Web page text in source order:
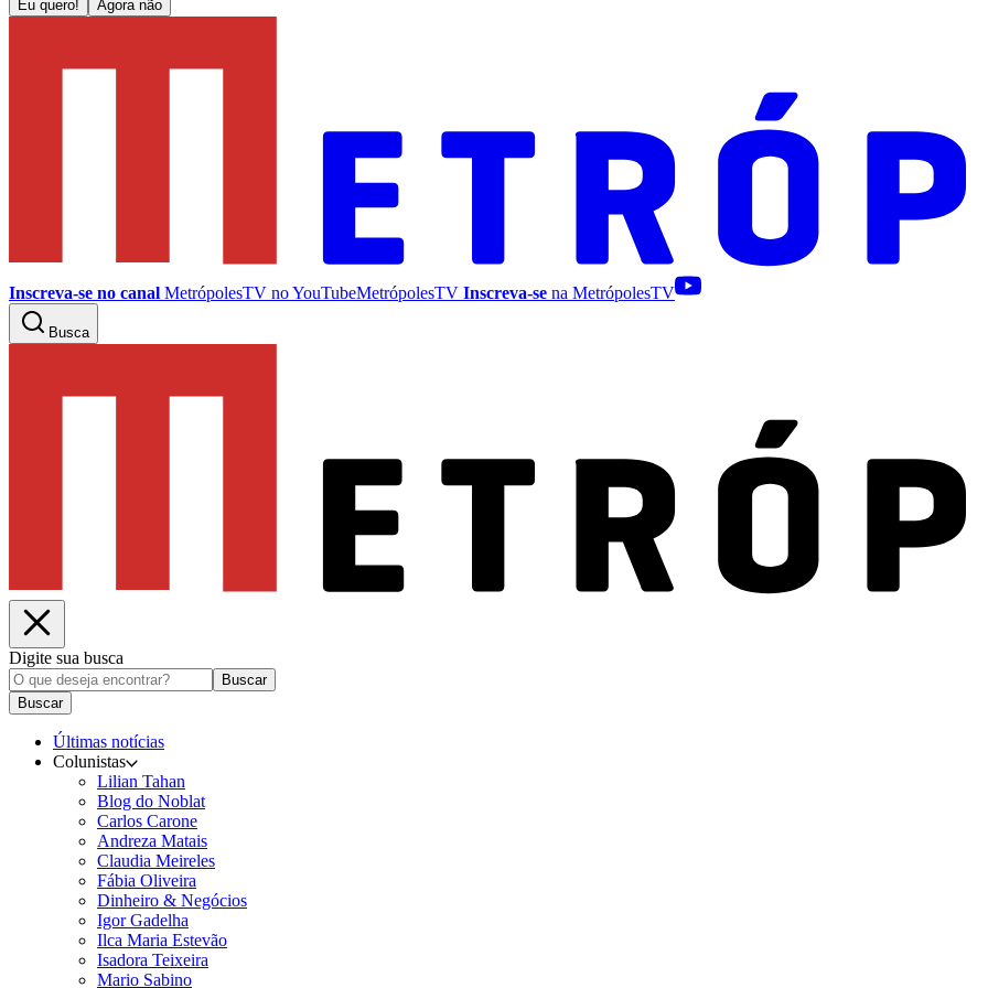
Eu quero! Agora não
Inscreva-se no canal MetrópolesTV noYouTubeMetrópolesTV Inscreva-se na MetrópolesTV
Busca
Digite sua busca
Buscar
Buscar
Últimas notícias
Colunistas
Lilian Tahan
Blog do Noblat
Carlos Carone
Andreza Matais
Claudia Meireles
Fábia Oliveira
Dinheiro & Negócios
Igor Gadelha
Ilca Maria Estevão
Isadora Teixeira
Mario Sabino